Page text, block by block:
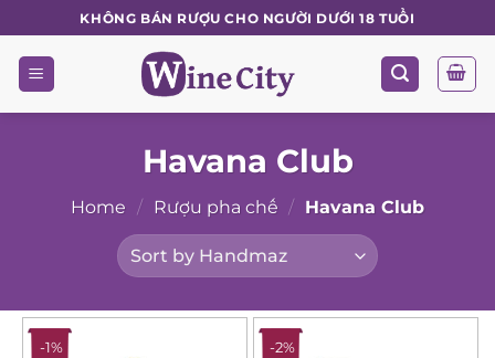
to
content
KHÔNG BÁN RƯỢU CHO NGƯỜI DƯỚI 18 TUỔI
Havana Club
Home / Rượu pha chế / Havana Club
-1% -2%